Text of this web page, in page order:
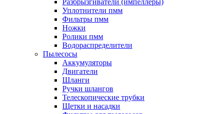
Разбрызгиватели (импеллеры)
Уплотнители пмм
Фильтры пмм
Ножки
Ролики пмм
Водораспределители
Пылесосы
Аккумуляторы
Двигатели
Шланги
Ручки шлангов
Телескопические трубки
Щетки и насадки